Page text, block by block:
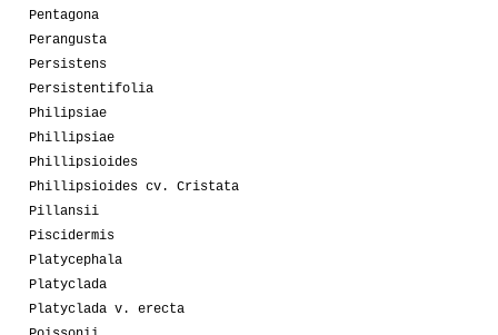
Pentagona
Perangusta
Persistens
Persistentifolia
Philipsiae
Phillipsiae
Phillipsioides
Phillipsioides cv. Cristata
Pillansii
Piscidermis
Platycephala
Platyclada
Platyclada v. erecta